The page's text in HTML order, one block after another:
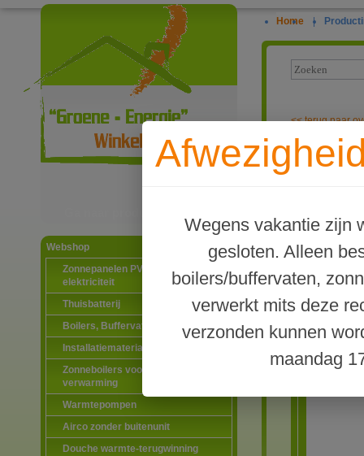
Webshop
Zonnepanelen PV-systemen
elektriciteit
Thuisbatterij
Boilers, Buffervaten en toebehoren
Installatiematerialen
Zonneboilers voor warmtapwater en
verwarming
Warmtepompen
Airco zonder buitenunit
Douche warmte-terugwinning
Home |
Wegens vakantie zijn
gesloten. Alleen
boilers/buffervaten,
verwerkt mits deze
verzonden kunnen
maandag
<<terug naar
EB BT001